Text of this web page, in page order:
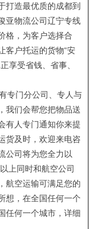
打造最优质的成都到
亚物流公司辽宁专线
格，为客户选择合
客户托运的货物“安
享受省钱、省事、
专门分公司、专人与
我们会帮您把物品送
有人专门通知你来提
货及时，欢迎来电咨
公司将为您全力以
上同时和航空公司
航空运输可满足您的
想，在全国任何一个
任何一个城市，详细